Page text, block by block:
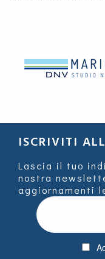
ISCRIVITI
Lascia il tuo
nostra
aggiornamenti